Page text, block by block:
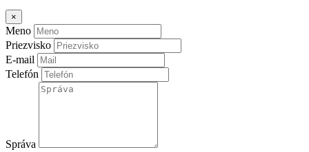
×
Meno
Priezvisko
E-mail
Telefón
Správa